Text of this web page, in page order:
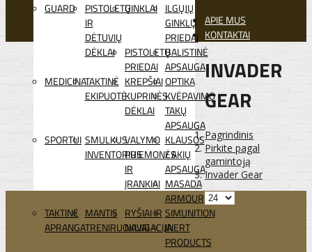
GUARD
PISTOLETŲ
IR
DĖTUVIŲ
DĖKLAI
GINKLAI ILGŲJŲ
GINKLŲ
PRIEDAI
PISTOLETŲ
PRIEDAI
BALISTINĖ
APSAUGA
MEDICINATAKTINĖ
EKIPUOTĖ
KREPŠIAI
KUPRINĖS
DĖKLAI
OPTIKA
KVĖPAVIMO
TAKŲ
APSAUGA
SPORTUI SMULKUS
INVENTORIUS
VALYMO
PRIEMONĖS
IR
ĮRANKIAI
KLAUSOS
/ AKIŲ
APSAUGA
MASADA
ARMOUR
TAKTINĖ
APRANGA
MANTIS
TRENIRUOKLIAI
RYŠIAI IR
NAVIGACIJA
SIMUNITION
INERT
PRODUCTS
APIE MUS
KONTAKTAI
INVADER
GEAR
Pagrindinis
Pirkite pagal
gamintoją
Invader Gear